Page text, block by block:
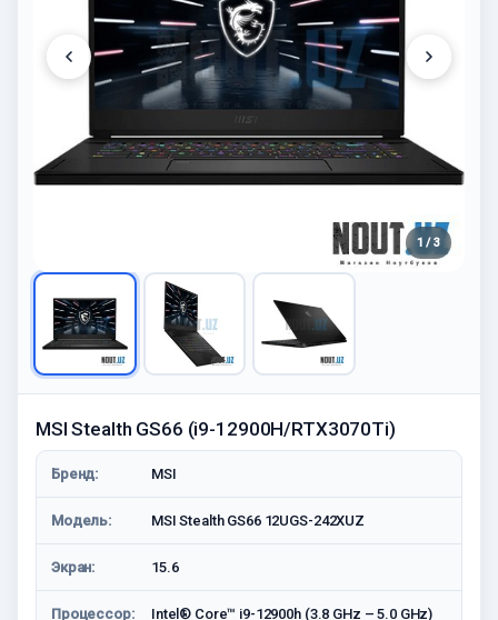
1 / 3
MSI Stealth GS66 (i9-12900H/RTX3070Ti)
Бренд: MSI
Модель: MSI Stealth GS66 12UGS-242XUZ
Экран: 15.6
Процессор:
Intel® Core™ i9-12900h (3.8 GHz – 5.0 GHz)